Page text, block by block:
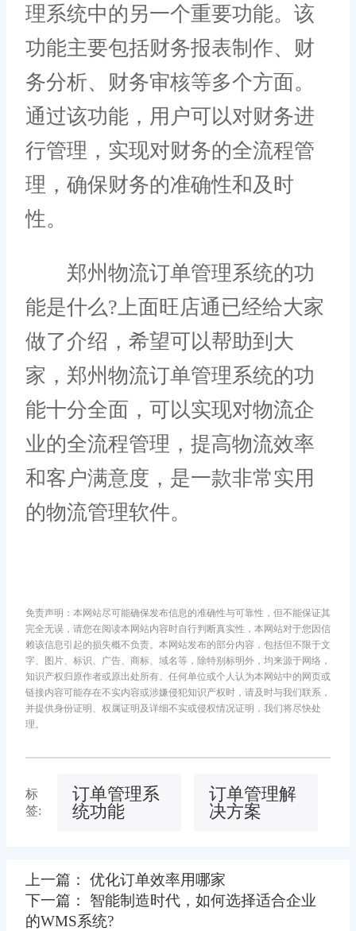
理系统中的另一个重要功能。该
功能主要包括财务报表制作、财
务分析、财务审核等多个方面。
通过该功能，用户可以对财务进
行管理，实现对财务的全流程管
理，确保财务的准确性和及时
性。
郑州物流订单管理系统的功
能是什么?上面旺店通已经给大家
做了介绍，希望可以帮助到大
家，郑州物流订单管理系统的功
能十分全面，可以实现对物流企
业的全流程管理，提高物流效率
和客户满意度，是一款非常实用
的物流管理软件。
免责声明：本网站尽可能确保发布信息的准确性与可靠性，但不能保证其
完全无误，请您在阅读本网站内容时自行判断真实性，本网站对于您因信
赖该信息引起的损失概不负责。本网站发布的部分内容，包括但不限于文
字、图片、标识、广告、商标、域名等，除特别标明外，均来源于网络，
知识产权归原作者或原出处所有。任何单位或个人认为本网站中的网页或
链接内容可能存在不实内容或涉嫌侵犯知识产权时，请及时与我们联系，
并提供身份证明、权属证明及详细不实或侵权情况证明，我们将尽快处
理。
标
签:
订单管理系
统功能
订单管理解
决方案
上一篇： 优化订单效率用哪家
下一篇： 智能制造时代，如何选择适合企业
的WMS系统?